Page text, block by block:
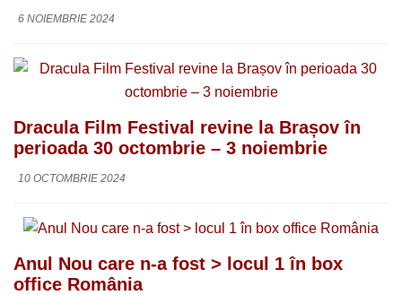
6 NOIEMBRIE 2024
Dracula Film Festival revine la Brașov în
perioada 30 octombrie – 3 noiembrie
10 OCTOMBRIE 2024
Anul Nou care n-a fost > locul 1 în box
office România